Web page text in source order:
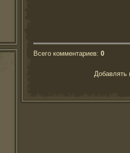
Всего комментариев: 0
Добавлять